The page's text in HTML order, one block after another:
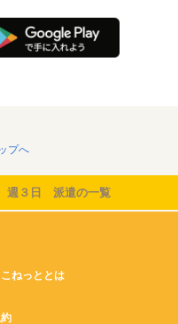
プへ
３日 派遣の一覧
ねっととは